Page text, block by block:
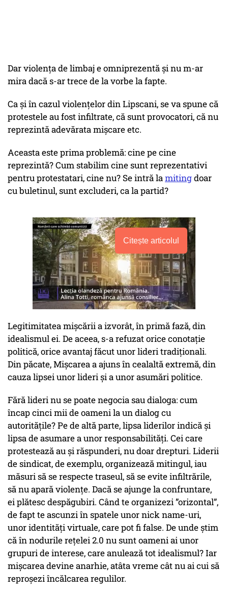
Dar violența de limbaj e omniprezentă și nu m-ar
mira dacă s-ar trece de la vorbe la fapte.
Ca și în cazul violențelor din Lipscani, se va spune că
protestele au fost infiltrate, că sunt provocatori, că nu
reprezintă adevărata mișcare etc.
Aceasta este prima problemă: cine pe cine
reprezintă? Cum stabilim cine sunt reprezentativi
pentru protestatari, cine nu? Se intră lamitingdoar
cu buletinul, sunt excluderi, ca la partid?
Citește articolul
Legitimitatea mișcării a izvorât, în primă fază, din
idealismul ei. De aceea, s-a refuzat orice conotație
politică, orice avantaj făcut unor lideri tradiționali.
Din păcate, Mișcarea a ajuns în cealaltă extremă, din
cauza lipsei unor lideri și a unor asumări politice.
Fără lideri nu se poate negocia sau dialoga: cum
încap cinci mii de oameni la un dialog cu
autoritățile? Pe de altă parte, lipsa liderilor indică și
lipsa de asumare a unor responsabilități. Cei care
protestează au și răspunderi, nu doar drepturi. Liderii
de sindicat, de exemplu, organizează mitingul, iau
măsuri să se respecte traseul, să se evite infiltrările,
să nu apară violențe. Dacă se ajunge la confruntare,
ei plătesc despăgubiri. Când te organizezi ”orizontal”,
de fapt te ascunzi în spatele unor nick name-uri,
unor identități virtuale, care pot fi false. De unde știm
că în nodurile rețelei 2.0 nu sunt oameni ai unor
grupuri de interese, care anulează tot idealismul? Iar
mișcarea devine anarhie, atâta vreme cât nu ai cui să
reproșezi încălcarea regulilor.